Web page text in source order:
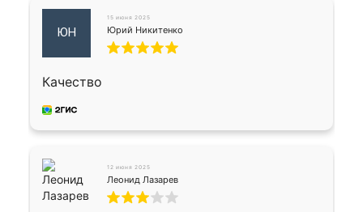
ЮН
15 июня 2025
Юрий Никитенко
Качество
12 июня 2025
Леонид Лазарев